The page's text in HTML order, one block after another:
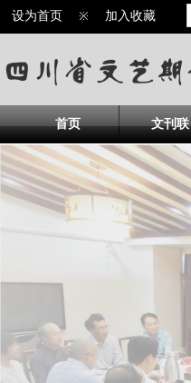
设为首页 ※ 加入收藏
首页 文刊联